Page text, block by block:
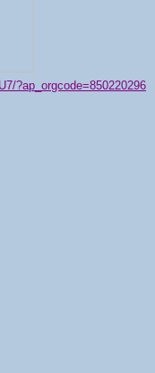
?ap_orgcode=850220296